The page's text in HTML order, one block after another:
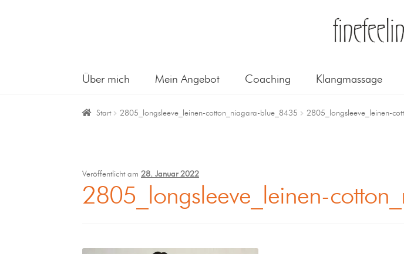
Über mich Mein Angebot Coaching Klangmassage
Start 2805_longsleeve_leinen-cotton_niagara-blue_8435 2805_longsleeve_leinen-
Veröffentlicht am28. Januar 2022
2805_longsleeve_leinen-